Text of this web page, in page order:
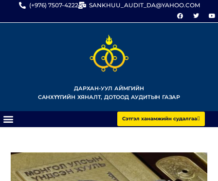
(+976) 7507-4222 SANKHUU_AUDIT_DA@YAHOO.COM
ДАРХАН-УУЛ АЙМГИЙН
САНХҮҮГИЙН ХЯНАЛТ, ДОТООД АУДИТЫН ГАЗАР
Сэтгэл ханамжийн судалгаа